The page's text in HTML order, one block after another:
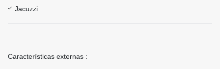
Jacuzzi
Características externas :